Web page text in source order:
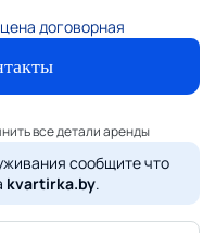
договорная
все детали аренды
сообщите что
kvartirka.by.